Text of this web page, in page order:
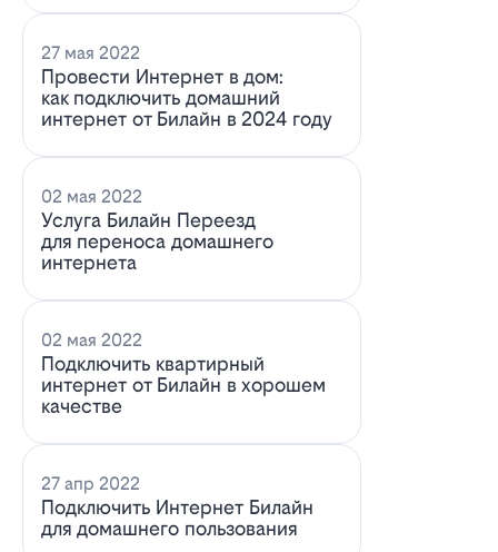
27 мая 2022
Провести Интернет в дом:
как подключить домашний
интернет от Билайн в 2024 году
02 мая 2022
Услуга Билайн Переезд
для переноса домашнего
интернета
02 мая 2022
Подключить квартирный
интернет от Билайн в хорошем
качестве
27 апр 2022
Подключить Интернет Билайн
для домашнего пользования